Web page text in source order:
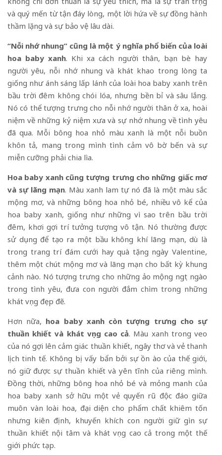
và quý mến từ tận đáy lòng, một lời hứa về sự đồng hành
thầm lặng và sự bảo vệ lâu dài.
“Nỗi nhớ nhung” cũng là một ý nghĩa phổ biến của loài
hoa baby xanh. Khi xa cách người thân, bạn bè hay
người yêu, nỗi nhớ nhung và khát khao trong lòng ta
giống như ánh sáng lấp lánh của loài hoa baby xanh trên
bầu trời đêm không chói lóa, nhưng bền bỉ và sâu lắng.
Nó có thể tượng trưng cho nỗi nhớ người thân ở xa, hoài
niệm về những kỷ niệm xưa và sự nhớ nhung về tình yêu
đã qua. Mỗi bông hoa nhỏ màu xanh là một nỗi buồn
khôn tả, mang trong mình tình cảm vô bờ bến và sự
miễn cưỡng phải chia lìa.
Hoa baby xanh cũng tượng trưng cho những giấc mơ
và sự lãng mạn. Màu xanh lam tự nó đã là một màu sắc
mộng mơ, và những bông hoa nhỏ bé, nhiều vô kể của
hoa baby xanh, giống như những vì sao trên bầu trời
đêm, khơi gợi trí tưởng tượng vô tận. Nó thường được
sử dụng để tạo ra một bầu không khí lãng mạn, dù là
trong trang trí đám cưới hay quà tặng ngày Valentine,
thêm một chút mộng mơ và lãng mạn cho bất kỳ khung
cảnh nào. Nó tượng trưng cho những ảo mộng ngọt ngào
trong tình yêu, đưa con người đắm chìm trong những
khát vọng đẹp đẽ.
Hơn nữa, hoa baby xanh còn tượng trưng cho sự
thuần khiết và khát vọng cao cả. Màu xanh trong veo
của nó gợi lên cảm giác thuần khiết, ngây thơ và vẻ thanh
lịch tinh tế. Không bị vấy bẩn bởi sự ồn ào của thế giới,
nó giữ được sự thuần khiết và yên tĩnh của riêng mình.
Đồng thời, những bông hoa nhỏ bé và mỏng manh của
hoa baby xanh sở hữu một vẻ quyến rũ độc đáo giữa
muôn vàn loài hoa, đại diện cho phẩm chất khiêm tốn
nhưng kiên định, khuyến khích con người giữ gìn sự
thuần khiết nội tâm và khát vọng cao cả trong một thế
giới phức tạp.